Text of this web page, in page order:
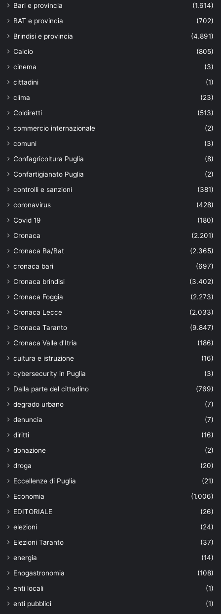
Bari e provincia
(1.614)
BAT e provincia
(702)
Brindisi e provincia
(4.891)
Calcio
(805)
cinema
(3)
cittadini
(1)
clima
(23)
Coldiretti
(513)
commercio internazionale
(2)
comuni
(3)
Confagricoltura Puglia
(8)
Confartigianato Puglia
(2)
controlli e sanzioni
(381)
coronavirus
(428)
Covid 19
(180)
Cronaca
(2.201)
Cronaca Ba/Bat
(2.365)
cronaca bari
(697)
Cronaca brindisi
(3.402)
Cronaca Foggia
(2.273)
Cronaca Lecce
(2.033)
Cronaca Taranto
(9.847)
Cronaca Valle d'Itria
(186)
cultura e istruzione
(16)
cybersecurity in Puglia
(3)
Dalla parte del cittadino
(769)
degrado urbano
(7)
denuncia
(7)
diritti
(16)
donazione
(2)
droga
(20)
Eccellenze di Puglia
(21)
Economia
(1.006)
EDITORIALE
(26)
elezioni
(24)
Elezioni Taranto
(37)
energia
(14)
Enogastronomia
(108)
enti locali
(1)
enti pubblici
(1)